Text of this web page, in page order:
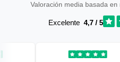
Valoración media basada
Excelente 4,7 / 5